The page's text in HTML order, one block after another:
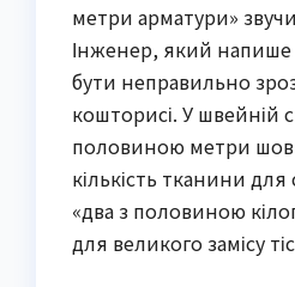
метри арматури»
Інженер, який напише
бути неправильно
кошторисі. У швейній
половиною метри
кількість тканини для
«два з половиною
для великого замісу